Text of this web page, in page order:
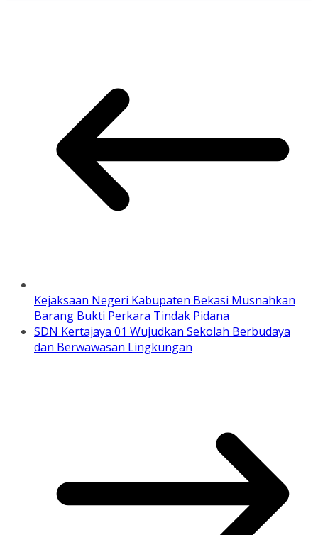
Kejaksaan Negeri Kabupaten Bekasi Musnahkan
Barang Bukti Perkara Tindak Pidana
SDN Kertajaya 01 Wujudkan Sekolah Berbudaya
dan Berwawasan Lingkungan